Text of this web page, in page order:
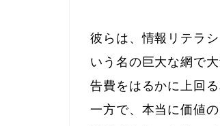
彼らは、情報リテラ
いう名の巨大な網で
告費をはるかに上回
一方で、本当に価値